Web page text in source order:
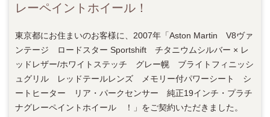
レーペイントホイール！
東京都にお住まいのお客様に、2007年「Aston Martin V8ヴァ
ンテージ ロードスター Sportshift チタニウムシルバー × レ
ッドレザー/ホワイトステッチ グレー幌 ブライトフィニッシ
ュグリル レッドテールレンズ メモリー付パワーシート シ
ートヒーター リア・パークセンサー 純正19インチ・プラチ
ナグレーペイントホイール ！」をご契約いただきました。